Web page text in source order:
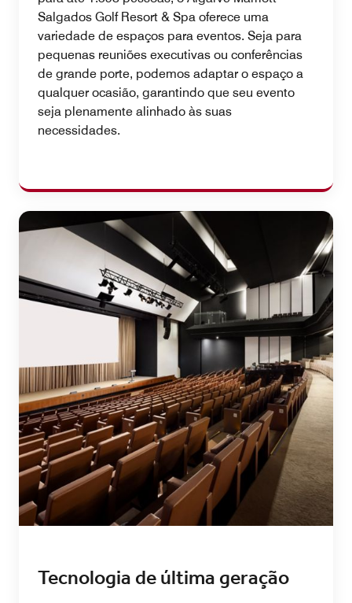
Salgados Golf Resort & Spa oferece uma
variedade de espaços para eventos. Seja para
pequenas reuniões executivas ou conferências
de grande porte, podemos adaptar o espaço a
qualquer ocasião, garantindo que seu evento
seja plenamente alinhado às suas
necessidades.
Tecnologia de última geração